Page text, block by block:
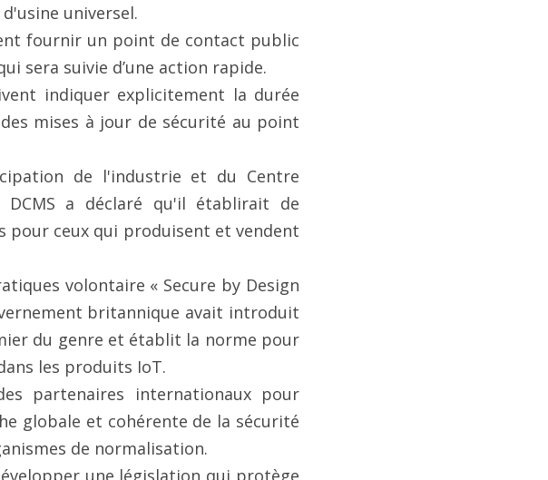
universel.
sera suivie d’une action rapide.
mises à jour de sécurité au point
DCMS a déclaré qu'il établirait de
pour ceux qui produisent et vendent
britannique avait introduit
du genre et établit la norme pour
les produits IoT.
globale et cohérente de la sécurité
de normalisation.